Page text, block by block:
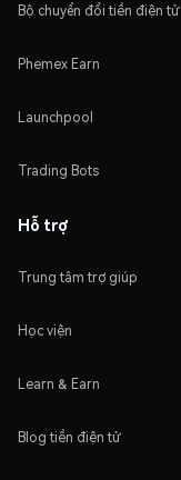
Bộ chuyển đổi tiền điện tử
Phemex Earn
Launchpool
Trading Bots
Hỗ trợ
Trung tâm trợ giúp
Học viện
Learn & Earn
Blog tiền điện tử